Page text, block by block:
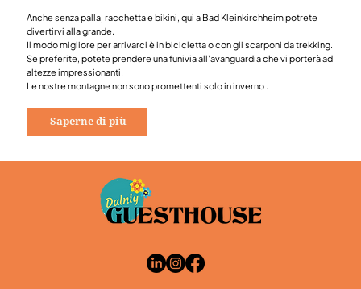
Anche senza palla, racchetta e bikini, qui a Bad Kleinkirchheim potrete
divertirvi alla grande.
Il modo migliore per arrivarci è in bicicletta o con gli scarponi da trekking.
Se preferite, potete prendere unafuniviaall'avanguardia che vi porterà ad
altezze impressionanti.
Le nostre montagne non sono promettenti solo ininverno.
Saperne di più